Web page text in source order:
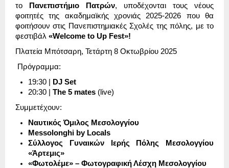
το Πανεπιστήμιο Πατρών, υποδέχονται τους νέους
φοιτητές της ακαδημαϊκής χρονιάς 2025-2026 που θα
φοιτήσουν στις Πανεπιστημιακές Σχολές της πόλης, με το
φεστιβάλ «Welcome to Up Fest»!
Πλατεία Μπότσαρη, Τετάρτη 8 Οκτωβρίου 2025
Πρόγραμμα:
19:30 | DJ Set
20:30 | The 5 mates (live)
Συμμετέχουν:
Ναυτικός Όμιλος Μεσολογγίου
Messolonghi by Locals
Σύλλογος Γυναικών Ιερής Πόλης Μεσολογγίου
«Άρτεμις»
«Φωτολέμε» – Φωτογραφική Λέσχη Μεσολογγίου